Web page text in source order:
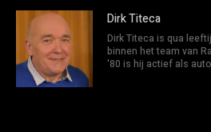
Dirk Titeca
Dirk Titeca is qua
binnen het team van
'80 is hij actief als